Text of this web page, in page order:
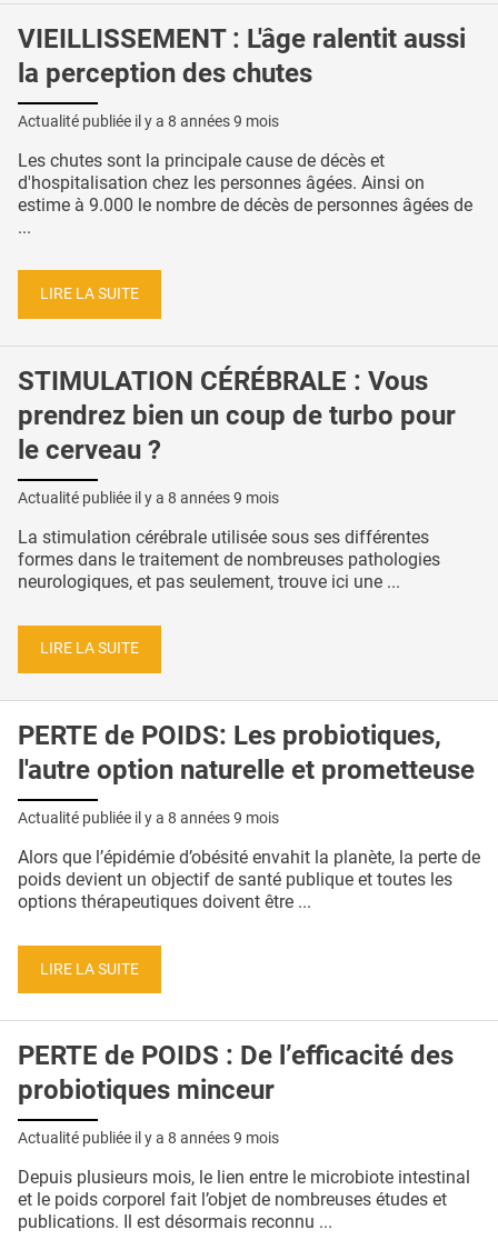
VIEILLISSEMENT : L'âge ralentit aussi
la perception des chutes
Actualité publiée il y a 8 années 9 mois
Les chutes sont la principale cause de décès et
d'hospitalisation chez les personnes âgées. Ainsi on
estime à 9.000 le nombre de décès de personnes âgées de
...
LIRE LA SUITE
STIMULATION CÉRÉBRALE : Vous
prendrez bien un coup de turbo pour
le cerveau ?
Actualité publiée il y a 8 années 9 mois
La stimulation cérébrale utilisée sous ses différentes
formes dans le traitement de nombreuses pathologies
neurologiques, et pas seulement, trouve ici une ...
LIRE LA SUITE
PERTE de POIDS: Les probiotiques,
l'autre option naturelle et prometteuse
Actualité publiée il y a 8 années 9 mois
Alors que l’épidémie d’obésité envahit la planète, la perte de
poids devient un objectif de santé publique et toutes les
options thérapeutiques doivent être ...
LIRE LA SUITE
PERTE de POIDS : De l’efficacité des
probiotiques minceur
Actualité publiée il y a 8 années 9 mois
Depuis plusieurs mois, le lien entre le microbiote intestinal
et le poids corporel fait l’objet de nombreuses études et
publications. Il est désormais reconnu ...